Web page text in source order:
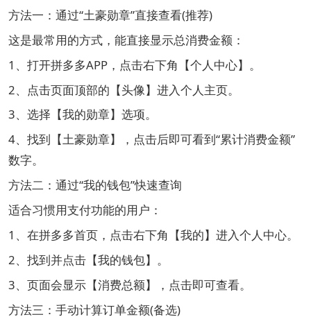
方法一：通过“土豪勋章”直接查看(推荐)
这是最常用的方式，能直接显示总消费金额：
1、打开拼多多APP，点击右下角【个人中心】。
2、点击页面顶部的【头像】进入个人主页。
3、选择【我的勋章】选项。
4、找到【土豪勋章】，点击后即可看到“累计消费金额”
数字。
方法二：通过“我的钱包”快速查询
适合习惯用支付功能的用户：
1、在拼多多首页，点击右下角【我的】进入个人中心。
2、找到并点击【我的钱包】。
3、页面会显示【消费总额】，点击即可查看。
方法三：手动计算订单金额(备选)